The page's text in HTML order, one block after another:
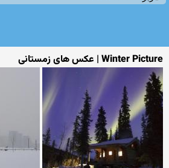
Winter Picture | عکس های زمستانی